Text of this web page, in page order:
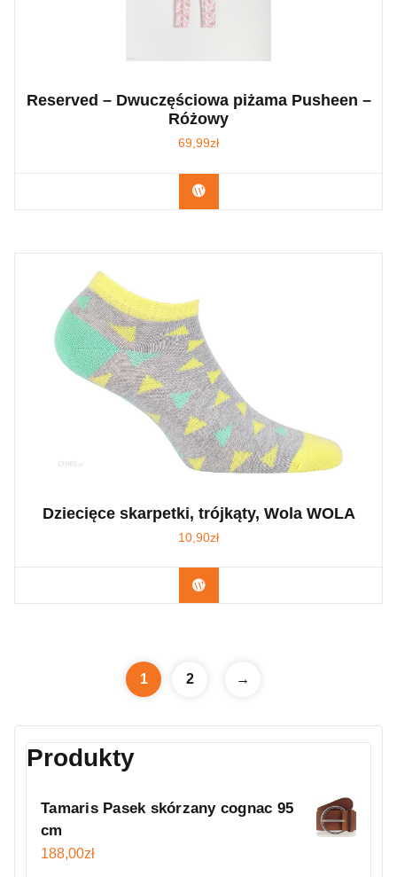
Reserved – Dwuczęściowa piżama Pusheen –
Różowy
69,99zł
Kup Teraz
Dziecięce skarpetki, trójkąty, Wola WOLA
10,90zł
Kup Teraz
1 2 →
Produkty
Tamaris Pasek skórzany cognac 95
cm
188,00zł